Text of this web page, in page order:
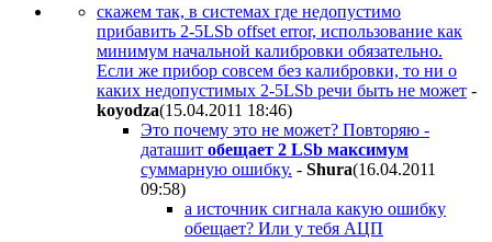
скажем так, в системах где недопустимо
прибавить 2-5LSb offset error, использование как
минимум начальной калибровки обязательно.
Если же прибор совсем без калибровки, то ни о
каких недопустимых 2-5LSb речи быть не может -
koyodza(15.04.2011 18:46)
Это почему это не может? Повторяю -
даташит обещает 2 LSb максимум
суммарную ошибку. - Shura(16.04.2011
09:58)
а источник сигнала какую ошибку
обещает? Или у тебя АЦП